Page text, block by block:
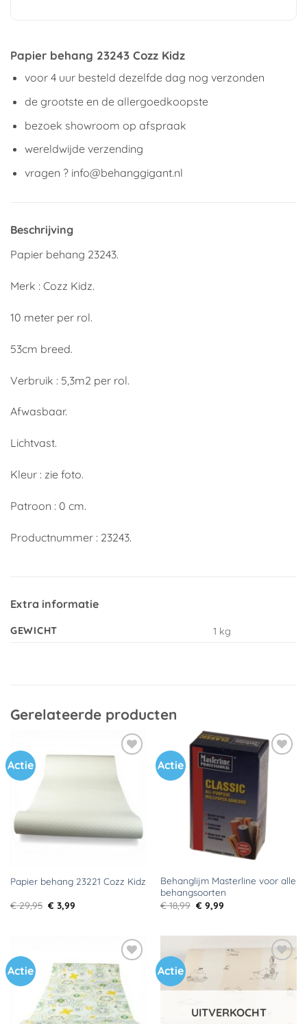
Papier behang 23243 Cozz Kidz
voor 4 uur besteld dezelfde dag nog verzonden
de grootste en de allergoedkoopste
bezoek showroom op afspraak
wereldwijde verzending
vragen ? info@behanggigant.nl
Beschrijving
Papier behang 23243.
Merk : Cozz Kidz.
10 meter per rol.
53cm breed.
Verbruik : 5,3m2 per rol.
Afwasbaar.
Lichtvast.
Kleur : zie foto.
Patroon : 0 cm.
Productnummer : 23243.
Extra informatie
GEWICHT 1 kg
Gerelateerde producten
Actie
aan
verlanglijst
Papier behang 23221 Cozz Kidz
€29,95 Oorspronkelijke
prijs
€ 3,99Huidige
Actie
Toevoegen
Behanglijm Masterline voor alle
behangsoorten
€18,99 Oorspronkelijke
prijs
€ 9,99Huidige
Actie
Toevoegen
aan
verlanglijst
Actie
Toevoegen
aan
verlanglijst
UITVERKOCHT